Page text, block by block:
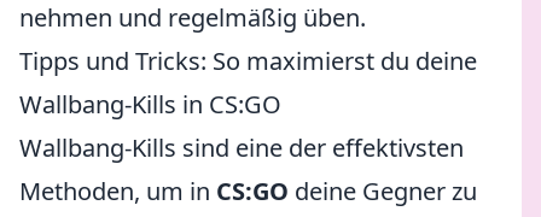
nehmen und regelmäßig üben.
Tipps und Tricks: So maximierst du deine
Wallbang-Kills in CS:GO
Wallbang-Kills sind eine der effektivsten
Methoden, um in CS:GO deine Gegner zu